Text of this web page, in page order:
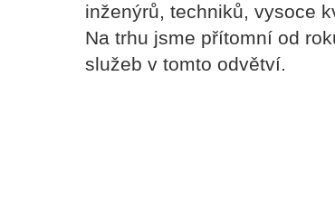
inženýrů, techniků, vysoce
Na trhu jsme přítomní od
služeb v tomto odvětví.